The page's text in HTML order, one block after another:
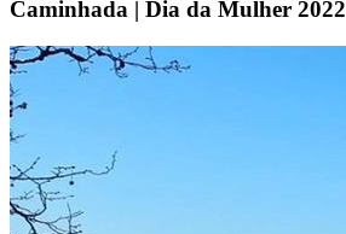
Caminhada | Dia da Mulher 2022